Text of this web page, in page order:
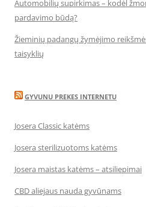
Automobilių supirkimas – kodėl
pardavimo būdą?
Žieminių padangų žymėjimo
taisyklių
GYVUNU PREKES INTERNETU
Josera Classic katėms
Josera sterilizuotoms katėms
Josera maistas katėms – atsiliepimai
CBD aliejaus nauda gyvūnams